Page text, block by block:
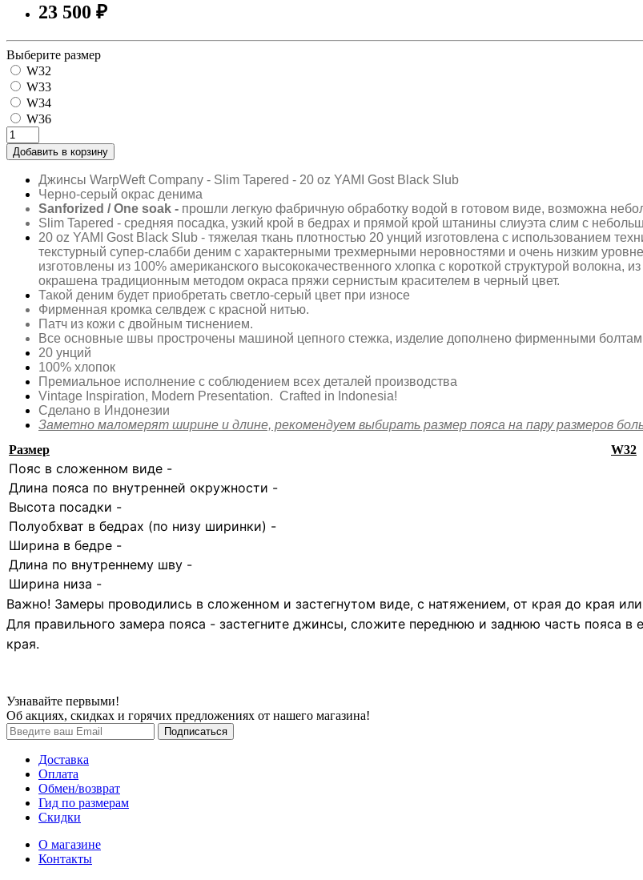
23 500 ₽
Выберите размер
W32
W33
W34
W36
Добавить в корзину
Джинсы WarpWeft Company - Slim Tapered - 20 oz YAMI Gost Black Slub
Черно-серый окрас денима
Sanforized / One soak - прошли легкую фабричную обработку водой в готовом виде, возможна
Slim Tapered - средняя посадка, узкий крой в бедрах и прямой крой штанины слиуэта слим с
20 oz YAMI Gost Black Slub - тяжелая ткань плотностью 20 унций изготовлена ​​с использованием
текстурный супер-слабби деним с характерными трехмерными неровностями и очень низким
изготовлены из 100% американского высококачественного хлопка с короткой структурой
окрашена традиционным методом окраса пряжи сернистым красителем в черный цвет.
Такой деним будет приобретать светло-серый цвет при износе
Фирменная кромка селвдеж с красной нитью.
Патч из кожи с двойным тиснением.
Все основные швы прострочены машиной цепного стежка, изделие дополнено фирменными
20 унций
100% хлопок
Премиальное исполнение с соблюдением всех деталей производства
Vintage Inspiration, Modern Presentation. Crafted in Indonesia!
Сделано в Индонезии
Заметно маломерят ширине и длине, рекомендуем выбирать размер пояса на пару размеров
Размер
W32
Пояс в сложенном виде -
Длина пояса по внутренней окружности -
Высота посадки -
Полуобхват в бедрах (по низу ширинки) -
Ширина в бедре -
Длина по внутреннему шву -
Ширина низа -
Важно! Замеры проводились в сложенном и застегнутом виде, с натяжением, от края до края
Для правильного замера пояса - застегните джинсы, сложите переднюю и заднюю часть пояса
края.
Узнавайте первыми!
Об акциях, скидках и горячих предложениях от нашего магазина!
Доставка
Оплата
Обмен/возврат
Гид по размерам
Скидки
О магазине
Контакты